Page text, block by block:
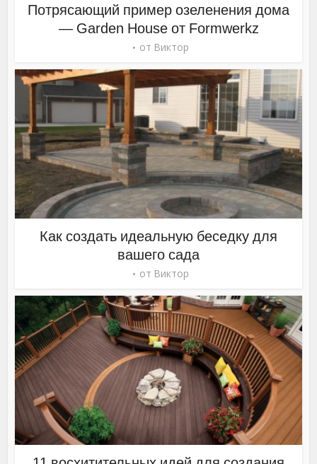
Потрясающий пример озеленения дома
— Garden House от Formwerkz
от Виктор
Как создать идеальную беседку для
вашего сада
от Виктор